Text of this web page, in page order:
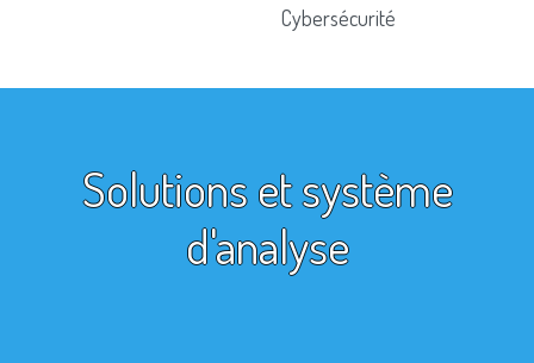
Cybersécurité
Solutions et système
d'analyse